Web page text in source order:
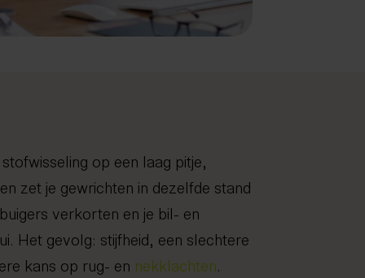
op een laag pitje,
zet je gewrichten in dezelfde stand
verkorten en je bil- en
Het gevolg: stijfheid, een slechtere
kans op rug- en nekklachten.